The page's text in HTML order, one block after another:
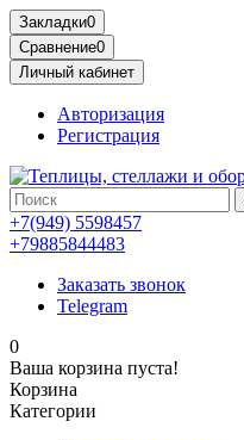
Закладки0
Сравнение0
Личный кабинет
Авторизация
Регистрация
+7(949) 5598457
+79885844483
Заказать звонок
Telegram
0
Ваша корзина пуста!
Корзина
Категории